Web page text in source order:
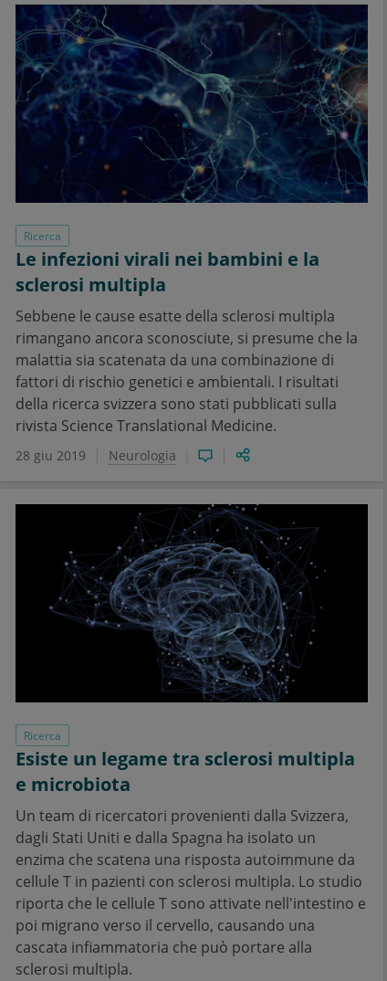
Ricerca
Le infezioni virali nei bambini e la
sclerosi multipla
Sebbene le cause esatte della sclerosi multipla
rimangano ancora sconosciute, si presume che la
malattia sia scatenata da una combinazione di
fattori di rischio genetici e ambientali. I risultati
della ricerca svizzera sono stati pubblicati sulla
rivista Science Translational Medicine.
28 giu 2019 Neurologia
Ricerca
Esiste un legame tra sclerosi multipla
e microbiota
Un team di ricercatori provenienti dalla Svizzera,
dagli Stati Uniti e dalla Spagna ha isolato un
enzima che scatena una risposta autoimmune da
cellule T in pazienti con sclerosi multipla. Lo studio
riporta che le cellule T sono attivate nell'intestino e
poi migrano verso il cervello, causando una
cascata infiammatoria che può portare alla
sclerosi multipla.